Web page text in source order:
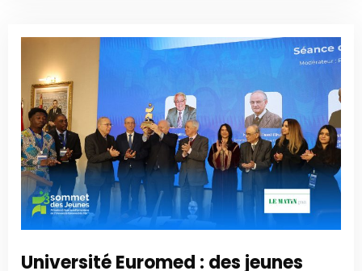
Université Euromed : des jeunes